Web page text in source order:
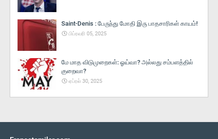
Saint-Denis : பேருந்து மோதி இரு பாதசாரிகள் காயம்!
பிப்ரவரி 05, 2025
மே மாத விடுமுறைகள்: ஓய்வா? அல்லது சம்பளத்தில்
குறைவா?
ஏப்ரல் 30, 2025